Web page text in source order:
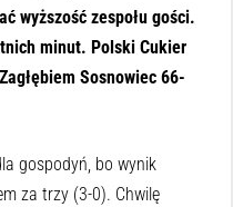
wyższość zespołu gości.
minut. Polski Cukier
Sosnowiec 66-
gospodyń, bo wynik
za trzy (3-0). Chwilę